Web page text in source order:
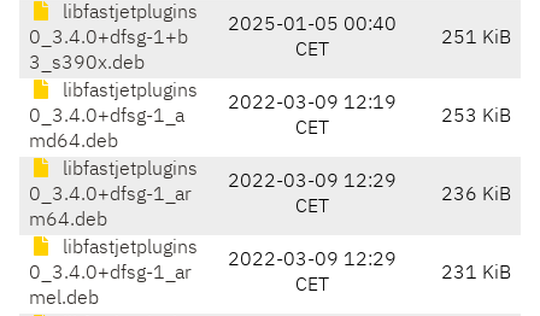
libfastjetplugins
0_3.4.0+dfsg-1+b
3_s390x.deb
2025-01-05 00:40
CET
251 KiB
libfastjetplugins
0_3.4.0+dfsg-1_a
md64.deb
2022-03-09 12:19
CET
253 KiB
libfastjetplugins
0_3.4.0+dfsg-1_ar
m64.deb
2022-03-09 12:29
CET
236 KiB
libfastjetplugins
0_3.4.0+dfsg-1_ar
mel.deb
2022-03-09 12:29
CET
231 KiB